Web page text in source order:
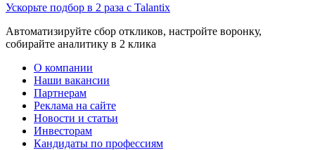
Ускорьте подбор в 2 раза с Talantix
Автоматизируйте сбор откликов, настройте воронку,
собирайте аналитику в 2 клика
О компании
Наши вакансии
Партнерам
Реклама на сайте
Новости и статьи
Инвесторам
Кандидаты по профессиям